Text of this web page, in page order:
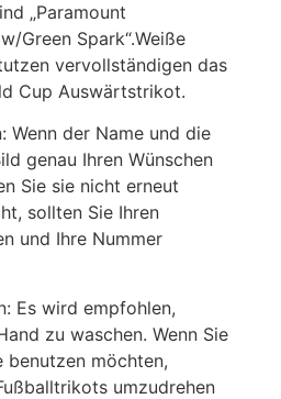
„Paramount
Green Spark“.Weiße
vervollständigen das
Cup Auswärtstrikot.
Wenn der Name und die
genau Ihren Wünschen
Sie sie nicht erneut
sollten Sie Ihren
und Ihre Nummer
Es wird empfohlen,
zu waschen. Wenn Sie
benutzen möchten,
umzudrehen